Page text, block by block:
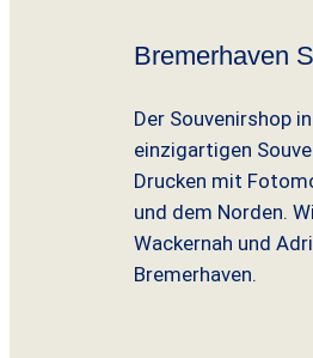
a
k
e
i
t
Bremerhaven
Der Souvenirshop
einzigartigen
Drucken mit
und dem Norden.
Wackernah und
Bremerhaven.